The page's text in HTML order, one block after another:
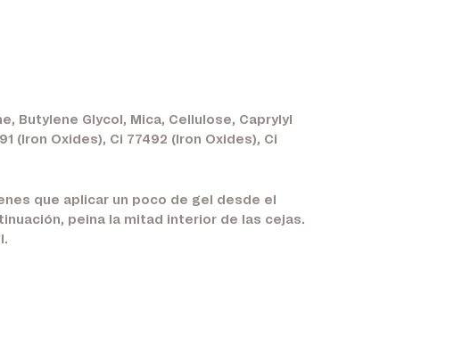
Butylene Glycol, Mica, Cellulose, Caprylyl
(Iron Oxides), Ci 77492 (Iron Oxides), Ci
que aplicar un poco de gel desde el
peina la mitad interior de las cejas.